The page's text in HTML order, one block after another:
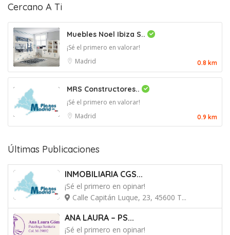
Cercano A Ti
Muebles Noel Ibiza S..
¡Sé el primero en valorar!
Madrid
0.8 km
MRS Constructores..
¡Sé el primero en valorar!
Madrid
0.9 km
Últimas Publicaciones
INMOBILIARIA CGS...
¡Sé el primero en opinar!
Calle Capitán Luque, 23, 45600 T...
ANA LAURA – PS...
¡Sé el primero en opinar!